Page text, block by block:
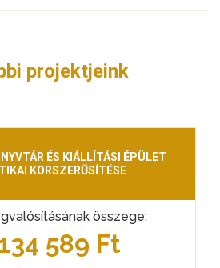
projektjeink
ÉS KIÁLLÍTÁSI ÉPÜLET
KORSZERŰSÍTÉSE
összege:
589 Ft